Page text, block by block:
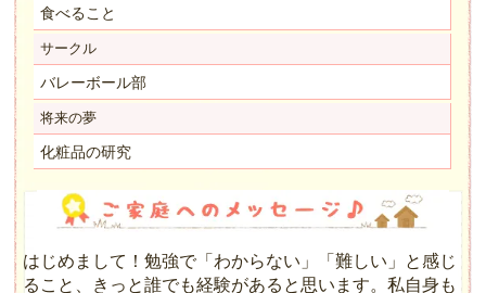
食べること
サークル
バレーボール部
将来の夢
化粧品の研究
はじめまして！勉強で「わからない」「難しい」と感じ
ること、きっと誰でも経験があると思います。私自身も